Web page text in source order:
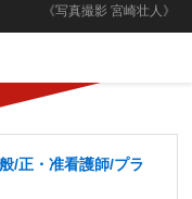
《写真撮影 宮崎壮人》
/正・准看護師/プラ